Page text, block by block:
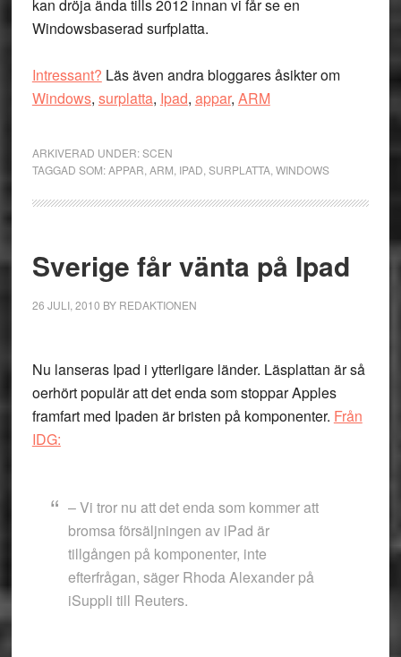
kan dröja ända tills 2012 innan vi får se en
Windowsbaserad surfplatta.
Intressant? Läs även andra bloggares åsikter om
Windows, surplatta, Ipad, appar, ARM
ARKIVERAD UNDER:SCEN
TAGGAD SOM:APPAR ARM IPAD SURPLATTA, WINDOWS
Sverige får vänta på Ipad
26 JULI, 2010 BY REDAKTIONEN
Nu lanseras Ipad i ytterligare länder. Läsplattan är så
oerhört populär att det enda som stoppar Apples
framfart med Ipaden är bristen på komponenter. Från
IDG:
– Vi tror nu att det enda som kommer att
bromsa försäljningen av iPad är
tillgången på komponenter, inte
efterfrågan, säger Rhoda Alexander på
iSuppli till Reuters.